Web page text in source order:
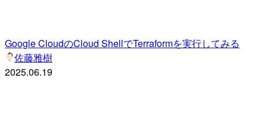
Google CloudのCloud ShellでTerraformを実行してみる
佐藤雅樹
2025.06.19